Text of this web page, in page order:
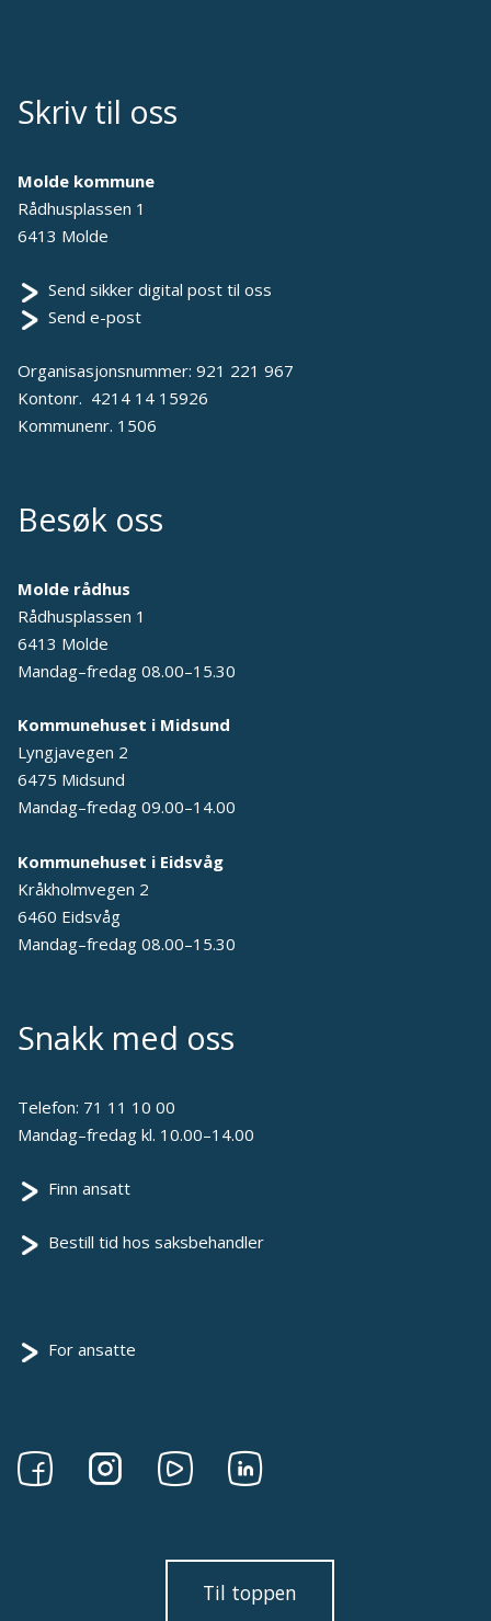
Skriv til oss
Molde kommune
Rådhusplassen 1
6413 Molde
Send sikker digital post til oss
Send e-post
Organisasjonsnummer: 921 221 967
Kontonr. 4214 14 15926
Kommunenr. 1506
Besøk oss
Molde rådhus
Rådhusplassen 1
6413 Molde
Mandag–fredag 08.00–15.30
Kommunehuset i Midsund
Lyngjavegen 2
6475 Midsund
Mandag–fredag 09.00–14.00
Kommunehuset i Eidsvåg
Kråkholmvegen 2
6460 Eidsvåg
Mandag–fredag 08.00–15.30
Snakk med oss
Telefon: 71 11 10 00
Mandag–fredag kl. 10.00–14.00
Finn ansatt
Bestill tid hos saksbehandler
For ansatte
Følg
Følg
Instagram
Følg
Youtube
Følg
linkedin
Til toppen